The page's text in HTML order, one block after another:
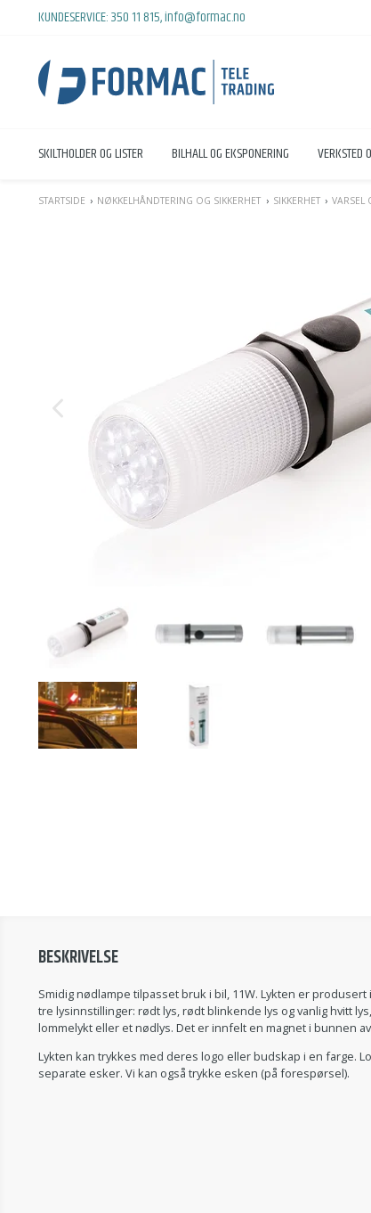
KUNDESERVICE:350 11 815,info@formac.no
SKILTHOLDER OG LISTER BILHALL OG EKSPONERING VERKSTED
STARTSIDE NØKKELHÅNDTERING OG SIKKERHET SIKKERHET VARSEL
BESKRIVELSE
Smidig nødlampe tilpasset bruk i bil, 11W. Lykten er
tre lysinnstillinger: rødt lys, rødt blinkende lys og vanlig hvitt
lommelykt eller et nødlys. Det er innfelt en magnet i bunnen
Lykten kan trykkes med deres logo eller budskap i en farge.
separate esker. Vi kan også trykke esken (på forespørsel).